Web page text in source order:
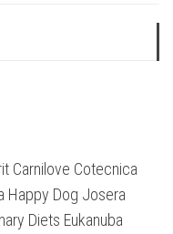
Carnilove Cotecnica
Happy Dog Josera
Diets Eukanuba